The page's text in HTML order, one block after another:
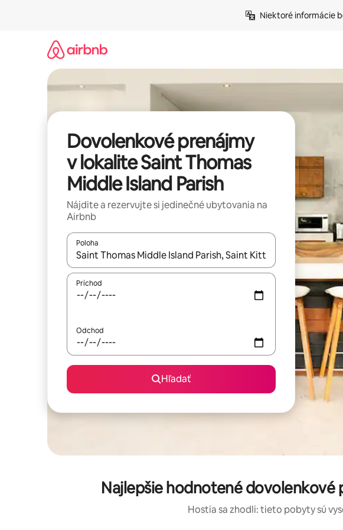
Niektoré informácie
Dovolenkové prenájmy
v lokalite Saint Thomas
Middle Island Parish
Nájdite a rezervujte si jedinečné ubytovania na
Airbnb
Poloha
Keď budú výsledky k dispozícii, môžete si ich prechádzať pomocou
Príchod
Odchod
Hľadať
Najlepšie hodnotené dovolenkové
Hostia sa zhodli: tieto pobyty sú